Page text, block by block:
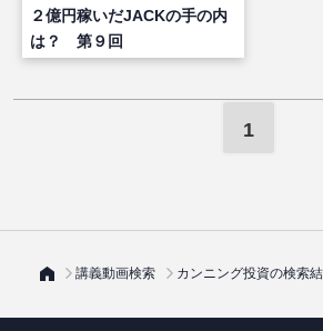
２億円稼いだJACKの手の内
は？ 第９回
1
講義動画検索 カンニング投資の検索